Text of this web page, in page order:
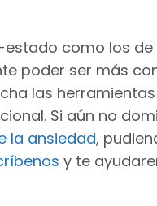
como los
poder ser más
las
Si aún no
la ansiedad,
y te